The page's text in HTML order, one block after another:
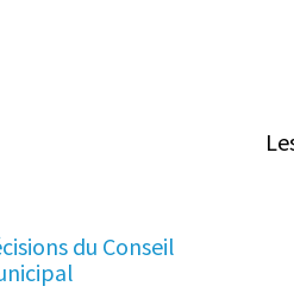
du Conseil